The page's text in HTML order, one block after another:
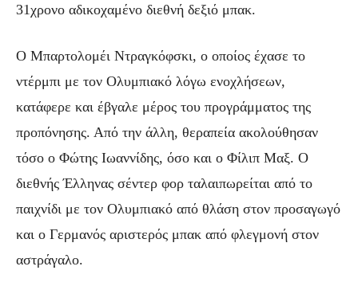
31χρονο αδικοχαμένο διεθνή δεξιό μπακ.
Ο Μπαρτολομέι Ντραγκόφσκι, ο οποίος έχασε το
ντέρμπι με τον Ολυμπιακό λόγω ενοχλήσεων,
κατάφερε και έβγαλε μέρος του προγράμματος της
προπόνησης. Από την άλλη, θεραπεία ακολούθησαν
τόσο ο Φώτης Ιωαννίδης, όσο και ο Φίλιπ Μαξ. Ο
διεθνής Έλληνας σέντερ φορ ταλαιπωρείται από το
παιχνίδι με τον Ολυμπιακό από θλάση στον προσαγωγό
και ο Γερμανός αριστερός μπακ από φλεγμονή στον
αστράγαλο.